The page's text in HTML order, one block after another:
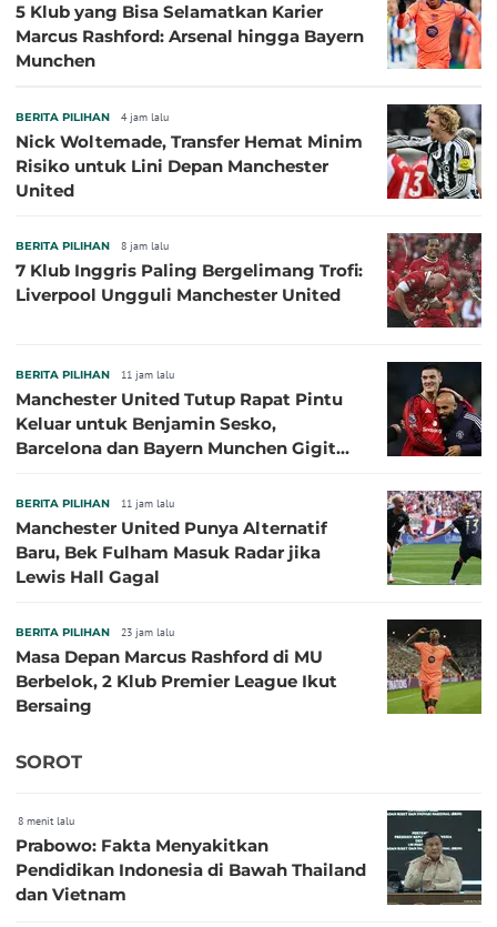
5 Klub yang Bisa Selamatkan Karier
Marcus Rashford: Arsenal hingga Bayern
Munchen
BERITA PILIHAN 4 jam lalu
Nick Woltemade, Transfer Hemat Minim
Risiko untuk Lini Depan Manchester
United
BERITA PILIHAN 8 jam lalu
7 Klub Inggris Paling Bergelimang Trofi:
Liverpool Ungguli Manchester United
BERITA PILIHAN 11 jam lalu
Manchester United Tutup Rapat Pintu
Keluar untuk Benjamin Sesko,
Barcelona dan Bayern Munchen Gigit
BERITA PILIHAN 11 jam lalu
Manchester United Punya Alternatif
Baru, Bek Fulham Masuk Radar jika
Lewis Hall Gagal
BERITA PILIHAN 23 jam lalu
Masa Depan Marcus Rashford di MU
Berbelok, 2 Klub Premier League Ikut
Bersaing
SOROT
8 menit lalu
Prabowo: Fakta Menyakitkan
Pendidikan Indonesia di Bawah Thailand
dan Vietnam